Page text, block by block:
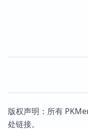
版权声明：所有
处链接。